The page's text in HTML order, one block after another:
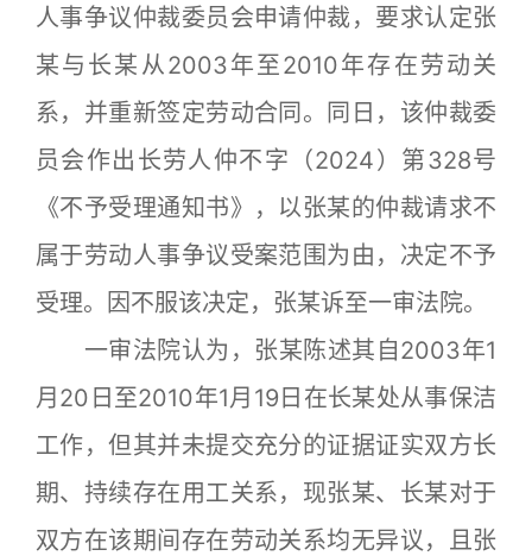
人事争议仲裁委员会申请仲裁，要求认定张
某与长某从2003年至2010年存在劳动关
系，并重新签定劳动合同。同日，该仲裁委
员会作出长劳人仲不字（2024）第328号
《不予受理通知书》，以张某的仲裁请求不
属于劳动人事争议受案范围为由，决定不予
受理。因不服该决定，张某诉至一审法院。
一审法院认为，张某陈述其自2003年1
月20日至2010年1月19日在长某处从事保洁
工作，但其并未提交充分的证据证实双方长
期、持续存在用工关系，现张某、长某对于
双方在该期间存在劳动关系均无异议，且张